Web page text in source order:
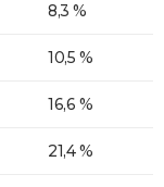
8,3 %
10,5 %
16,6 %
21,4 %